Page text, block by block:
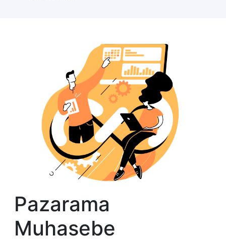
Pazarama
Muhasebe